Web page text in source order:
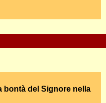
bontà del Signore nella